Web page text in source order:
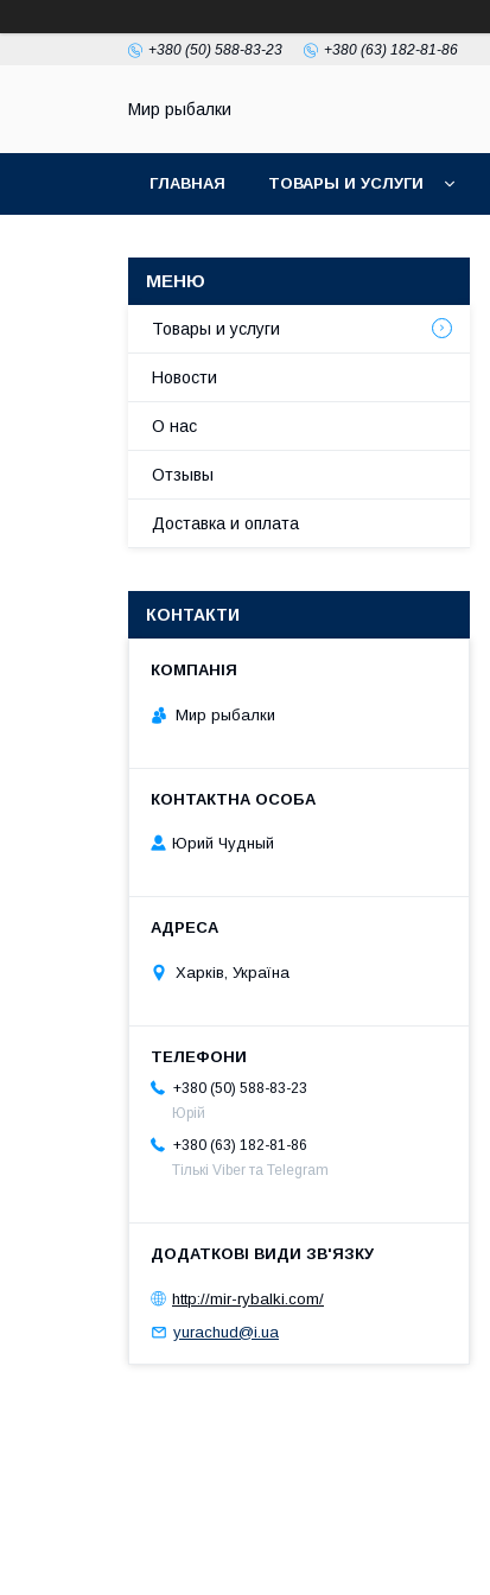
+380 (50) 588-83-23 +380 (63) 182-81-86
Мир рыбалки
ГЛАВНАЯ ТОВАРЫ И УСЛУГИ
Товары и услуги
Новости
О нас
Отзывы
Доставка и оплата
КОНТАКТИ
Мир рыбалки
Юрий Чудный
Харків, Україна
+380 (50) 588-83-23
Юрій
+380 (63) 182-81-86
Тількі Viber та Telegram
http://mir-rybalki.com/
yurachud@i.ua